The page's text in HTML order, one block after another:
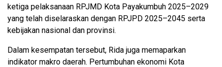
ketiga pelaksanaan RPJMD Kota Payakumbuh 2025–2029
yang telah diselaraskan dengan RPJPD 2025–2045 serta
kebijakan nasional dan provinsi.
Dalam kesempatan tersebut, Rida juga memaparkan
indikator makro daerah. Pertumbuhan ekonomi Kota